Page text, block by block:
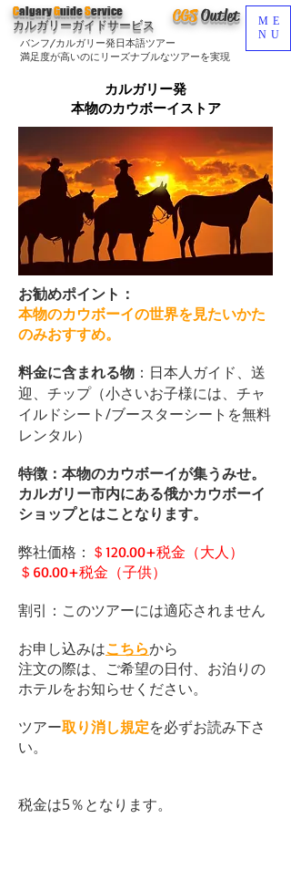
CGSOutlet
バンフ/カルガリー発日本語ツアー
満足度が高いのにリーズナブルなツアーを実現
CalgaryGuideService
カルガリーガイドサービス
ME
NU
カルガリー発
本物のカウボーイストア
お勧めポイント：
本物のカウボーイの世界を見たいかた
のみおすすめ。
料金に含まれる物 ：日本人ガイド、送
迎、チップ（小さいお子様には、チャ
イルドシート/ブースターシートを無料
レンタル）
特徴：本物のカウボーイが集うみせ。
カルガリー市内にある俄かカウボーイ
ショップとはことなります。
弊社価格： ＄120.00+税金（大人）
＄60.00+税金（子供）
割引：このツアーには適応されません
お申し込みはこちらから
注文の際は、ご希望の日付、お泊りの
ホテルをお知らせください。
​ツアー取り消し規定を必ずお読み下さ
い。
​税金は5％となります。